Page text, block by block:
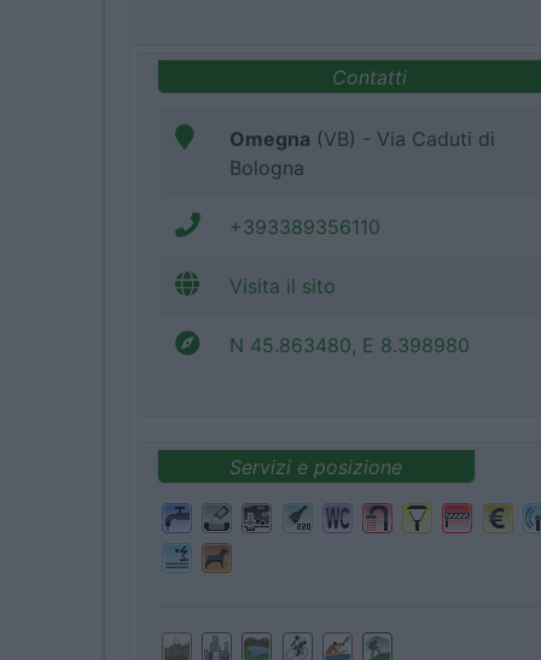
Contatti
Omegna (VB) - Via Caduti di
Bologna
+393389356110
Visita il sito
N 45.863480, E 8.398980
Servizi e posizione